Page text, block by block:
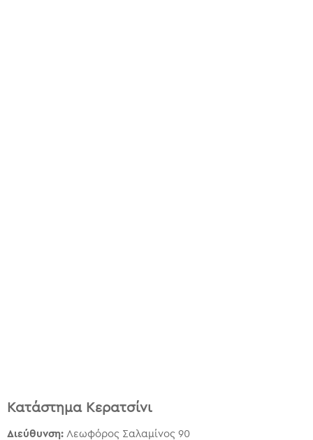
Κατάστημα Κερατσίνι
Διεύθυνση: Λεωφόρος Σαλαμίνος 90